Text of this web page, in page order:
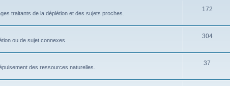
traitants de la déplétion et des sujets proches.
172
ou de sujet connexes.
304
des ressources naturelles.
37